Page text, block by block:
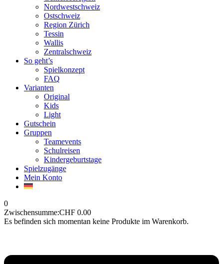
Nordwestschweiz
Ostschweiz
Region Zürich
Tessin
Wallis
Zentralschweiz
So geht’s
Spielkonzept
FAQ
Varianten
Original
Kids
Light
Gutschein
Gruppen
Teamevents
Schulreisen
Kindergeburtstage
Spielzugänge
Mein Konto
0
Zwischensumme:CHF 0.00
Es befinden sich momentan keine Produkte im Warenkorb.